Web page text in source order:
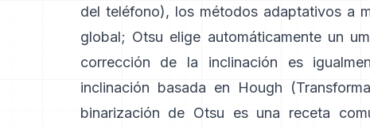
del teléfono), los métodos adaptativos a
global; Otsu elige automáticamente un
corrección de la inclinación es
inclinación basada en Hough (
binarización de Otsu es una receta